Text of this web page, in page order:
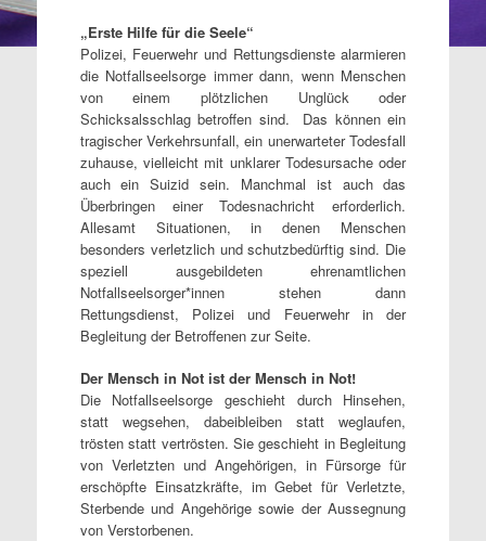
„Erste Hilfe für die Seele“
Polizei, Feuerwehr und Rettungsdienste alarmieren
die Notfallseelsorge immer dann, wenn Menschen
von einem plötzlichen Unglück oder
Schicksalsschlag betroffen sind. Das können ein
tragischer Verkehrsunfall, ein unerwarteter Todesfall
zuhause, vielleicht mit unklarer Todesursache oder
auch ein Suizid sein. Manchmal ist auch das
Überbringen einer Todesnachricht erforderlich.
Allesamt Situationen, in denen Menschen
besonders verletzlich und schutzbedürftig sind. Die
speziell ausgebildeten ehrenamtlichen
Notfallseelsorger*innen stehen dann
Rettungsdienst, Polizei und Feuerwehr in der
Begleitung der Betroffenen zur Seite.
Der Mensch in Not ist der Mensch in Not!
Die Notfallseelsorge geschieht durch Hinsehen,
statt wegsehen, dabeibleiben statt weglaufen,
trösten statt vertrösten. Sie geschieht in Begleitung
von Verletzten und Angehörigen, in Fürsorge für
erschöpfte Einsatzkräfte, im Gebet für Verletzte,
Sterbende und Angehörige sowie der Aussegnung
von Verstorbenen.